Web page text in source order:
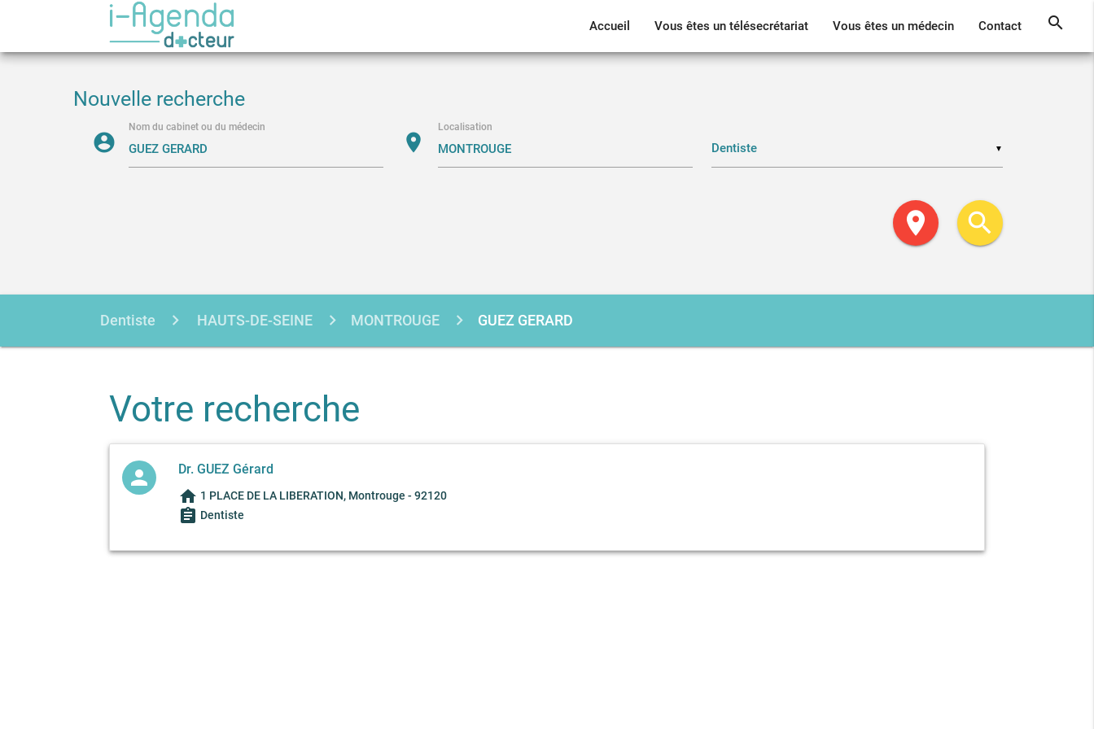
Accueil Vous êtes un télésecrétariat Vous êtes un médecin Contact search
Nouvelle recherche
account_circle
Nom du cabinet ou du médecin
location_on
Localisation
▼
location_on search
Dentiste HAUTS-DE-SEINE MONTROUGE GUEZ GERARD
Votre recherche
person Dr. GUEZ Gérard
home 1 PLACE DE LA LIBERATION, Montrouge - 92120
assignment Dentiste